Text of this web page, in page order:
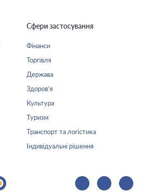
Сфери застосування
Фінанси
Торгівля
Держава
Здоров’я
Культура
Туризм
Транспорт та логістика
Індивідуальні рішення